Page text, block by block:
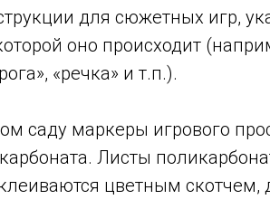
для сюжетных игр,
оно происходит
«речка» и т.п.).
саду маркеры игрового
Листы
цветным скотчем,